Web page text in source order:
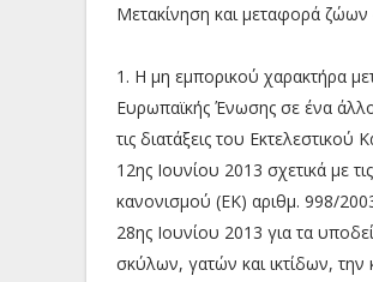
Μετακίνηση και μεταφορά
1. Η μη εμπορικού χαρακτήρα
Ευρωπαϊκής Ένωσης σε ένα
τις διατάξεις του
12ης Ιουνίου 2013 σχετικά με
κανονισμού (ΕΚ) αριθμ. 998/
28ης Ιουνίου 2013 για τα
σκύλων, γατών και ικτίδων,